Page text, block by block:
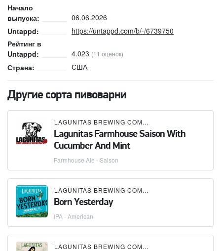
Начало
выпуска:
06.06.2026
Untappd:
https://untappd.com/b/-/6739750
Рейтинг в
Untappd:
4.023 (11 оценок)
Страна: США
Другие сорта пивоварни
LAGUNITAS BREWING COMPANY
Lagunitas Farmhouse Saison With
Cucumber And Mint
Farmhouse Ale - Saison
LAGUNITAS BREWING COMPANY
Born Yesterday
IPA - American
LAGUNITAS BREWING COMPANY